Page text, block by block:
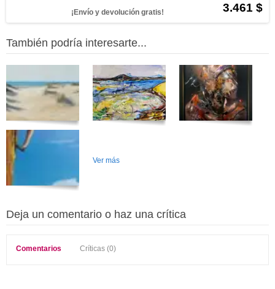
3.461 $
¡Envío y devolución gratis!
También podría interesarte...
Ver más
Deja un comentario o haz una crítica
Comentarios Críticas (0)